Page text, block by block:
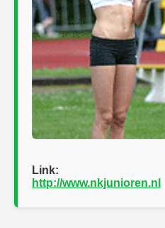
Link:
http://www.nkjunioren.nl